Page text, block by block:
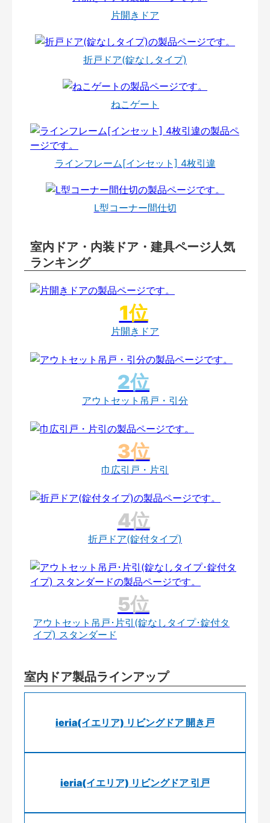
片開きドア
折戸ドア(錠なしタイプ)
ねこゲート
ラインフレーム[インセット] 4枚引違
L型コーナー間仕切
室内ドア・内装ドア・建具ページ人気
ランキング
片開きドア
アウトセット吊戸・引分
巾広引戸・片引
折戸ドア(錠付タイプ)
アウトセット吊戸･片引(錠なしタイプ･錠付タ
イプ) スタンダード
室内ドア製品ラインアップ
ieria(イエリア) リビングドア 開き戸
ieria(イエリア) リビングドア 引戸